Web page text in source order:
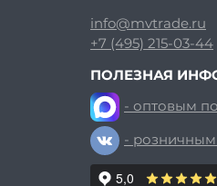
info@mvtrade.ru
+7 (495) 215-03-44
ПОЛЕЗНАЯ
- оптовым
-